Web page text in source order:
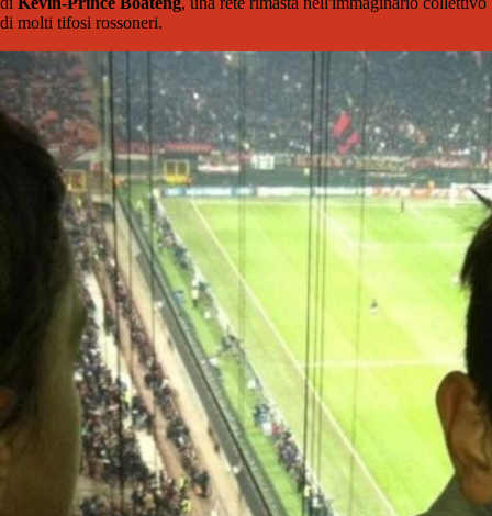
di molti tifosi rossoneri.